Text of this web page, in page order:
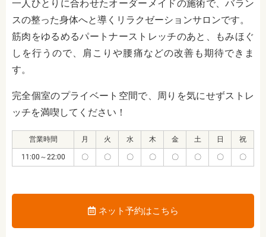
一人ひとりに合わせたオーダーメイドの施術で、バラン
スの整った身体へと導くリラクゼーションサロンです。
筋肉をゆるめるパートナーストレッチのあと、もみほぐ
しを行うので、肩こりや腰痛などの改善も期待できま
す。
完全個室のプライベート空間で、周りを気にせずストレ
ッチを満喫してください！
営業時間 月 火 水 木 金 土 日 祝
11:00～22:00 〇 〇 〇 〇 〇 〇 〇 〇
ネット予約はこちら